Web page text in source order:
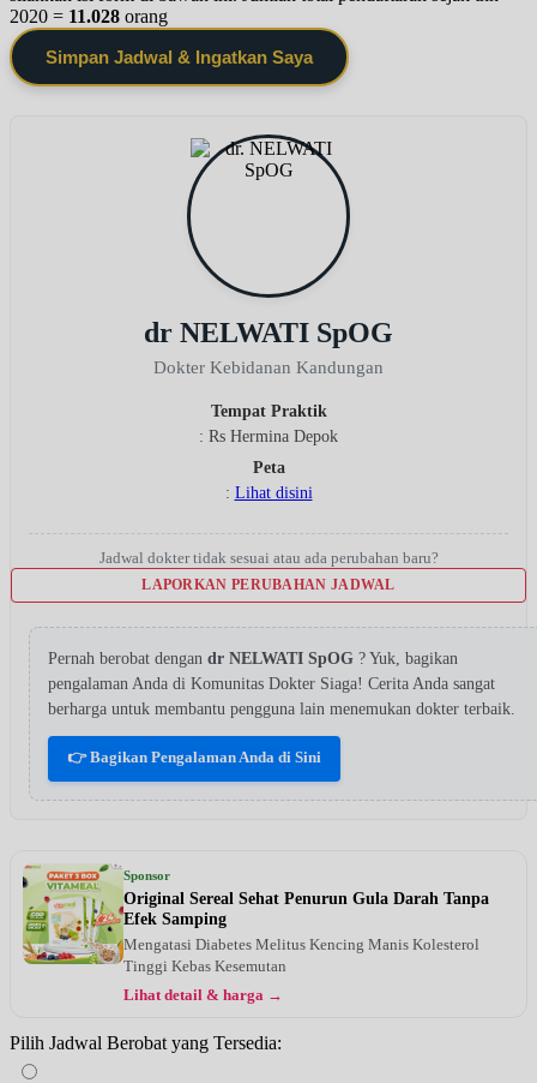
2020 = 11.028 orang
Simpan Jadwal & Ingatkan Saya
dr NELWATI SpOG
Dokter Kebidanan Kandungan
Tempat Praktik
: Rs Hermina Depok
Peta
: Lihat disini
Jadwal dokter tidak sesuai atau ada perubahan baru?
LAPORKAN PERUBAHAN JADWAL
Pernah berobat dengan dr NELWATI SpOG ? Yuk, bagikan
pengalaman Anda di Komunitas Dokter Siaga! Cerita Anda sangat
berharga untuk membantu pengguna lain menemukan dokter terbaik.
👉 Bagikan Pengalaman Anda di Sini
Sponsor
Original Sereal Sehat Penurun Gula Darah Tanpa
Efek Samping
Mengatasi Diabetes Melitus Kencing Manis Kolesterol
Tinggi Kebas Kesemutan
Lihat detail & harga →
Pilih Jadwal Berobat yang Tersedia: